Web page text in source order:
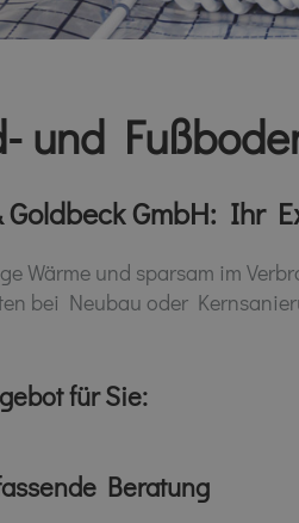
und
Goldbeck GmbH: Ihr
Wärme und sparsam im
bei Neubau oder
für Sie:
Beratung